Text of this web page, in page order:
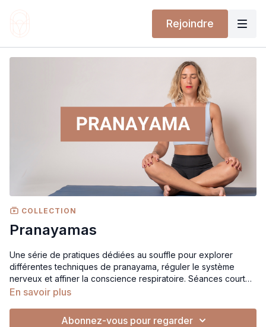
Rejoindre
COLLECTION
Pranayamas
Une série de pratiques dédiées au souffle pour explorer
différentes techniques de pranayama, réguler le système
nerveux et affiner la conscience respiratoire. Séances courtes
ou plus approfondies pour apprendre à mieux utiliser la
En savoir plus
Abonnez-vous pour regarder